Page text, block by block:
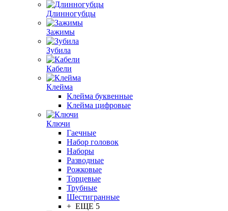
Длинногубцы
Зажимы
Зубила
Кабели
Клейма
Клейма буквенные
Клейма цифровые
Ключи
Гаечные
Набор головок
Наборы
Разводные
Рожковые
Торцевые
Трубные
Шестигранные
+ ЕЩЕ 5